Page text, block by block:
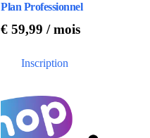
Plan Professionnel
€ 59,99 / mois
Inscription